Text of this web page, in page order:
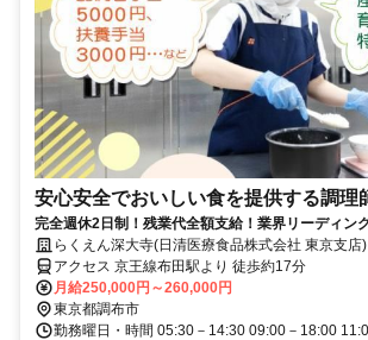
安心安全でおいしい食を提供する調理
完全週休2日制！残業代全額支給！業界リーディン
ませんか？！
らくえん深大寺(日清医療食品株式会社 東京支店)
アクセス 京王線布田駅より 徒歩約17分
月給250,000円～260,000円
東京都調布市
勤務曜日・時間 05:30－14:30 09:00－18:00